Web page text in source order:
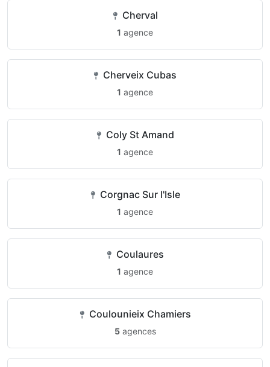
Cherval
1 agence
Cherveix Cubas
1 agence
Coly St Amand
1 agence
Corgnac Sur l'Isle
1 agence
Coulaures
1 agence
Coulounieix Chamiers
5agences